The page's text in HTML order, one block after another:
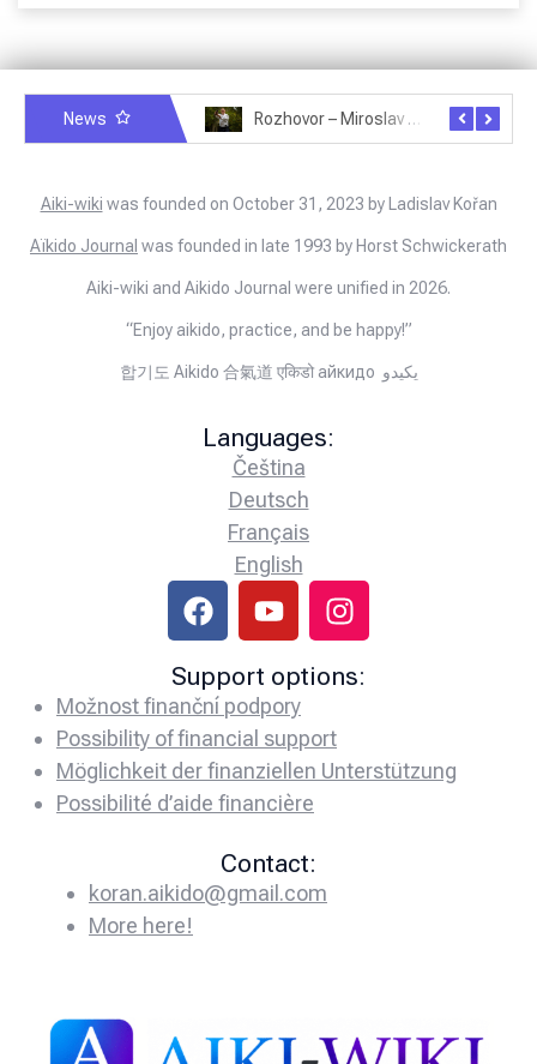
News Rozhovor – Miroslav Šmíd – 22.3.2025
Aiki-wiki was founded on October 31, 2023 by Ladislav Kořan
Aïkido Journal was founded in late 1993 by Horst Schwickerath
Aiki-wiki and Aikido Journal were unified in 2026.
“Enjoy aikido, practice, and be happy!”
합기도 Aikido 合氣道 एकिडो айкидо يكيدو
Languages:
Čeština
Deutsch
Français
English
Support options:
Možnost finanční podpory
Possibility of financial support
Möglichkeit der finanziellen Unterstützung
Possibilité d’aide financière
Contact:
koran.aikido@gmail.com
More here!